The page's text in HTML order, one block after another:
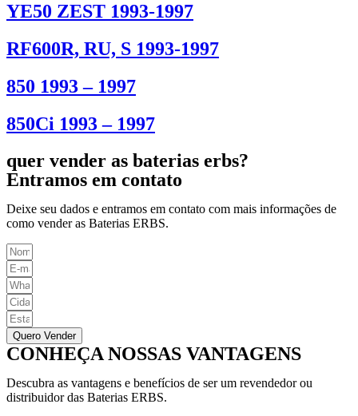
YE50 ZEST 1993-1997
RF600R, RU, S 1993-1997
850 1993 – 1997
850Ci 1993 – 1997
quer vender as baterias erbs?
Entramos em contato
Deixe seu dados e entramos em contato com mais informações de
como vender as Baterias ERBS.
Quero Vender
CONHEÇA NOSSAS VANTAGENS
Descubra as vantagens e benefícios de ser um revendedor ou
distribuidor das Baterias ERBS.